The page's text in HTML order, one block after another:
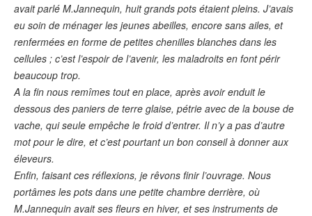
avait parlé M.Jannequin, huit grands pots étaient pleins. J’avais
eu soin de ménager les jeunes abeilles, encore sans ailes, et
renfermées en forme de petites chenilles blanches dans les
cellules ; c’est l’espoir de l’avenir, les maladroits en font périr
beaucoup trop.
A la fin nous remîmes tout en place, après avoir enduit le
dessous des paniers de terre glaise, pétrie avec de la bouse de
vache, qui seule empêche le froid d’entrer. Il n’y a pas d’autre
mot pour le dire, et c’est pourtant un bon conseil à donner aux
éleveurs.
Enfin, faisant ces réflexions, je rêvons finir l’ouvrage. Nous
portâmes les pots dans une petite chambre derrière, où
M.Jannequin avait ses fleurs en hiver, et ses instruments de